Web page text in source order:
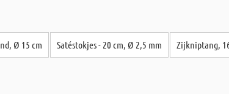
Ø 15 cm Satéstokjes - 20 cm, Ø 2,5 mm Zijkniptang,